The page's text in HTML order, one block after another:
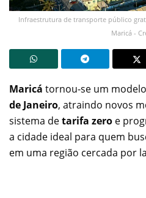
Infraestrutura de transporte público
Maricá -
Maricá tornou-se um
de Janeiro, atraindo novos
sistema detarifa zero e
a cidade ideal para quem
em uma região cercada por